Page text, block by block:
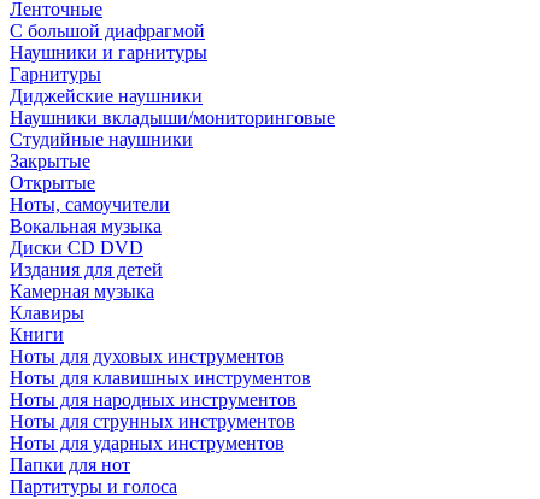
Ленточные
С большой диафрагмой
Наушники и гарнитуры
Гарнитуры
Диджейские наушники
Наушники вкладыши/мониторинговые
Студийные наушники
Закрытые
Открытые
Ноты, самоучители
Вокальная музыка
Диски CD DVD
Издания для детей
Камерная музыка
Клавиры
Книги
Ноты для духовых инструментов
Ноты для клавишных инструментов
Ноты для народных инструментов
Ноты для струнных инструментов
Ноты для ударных инструментов
Папки для нот
Партитуры и голоса